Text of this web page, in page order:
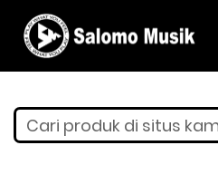
Cari produk di situs